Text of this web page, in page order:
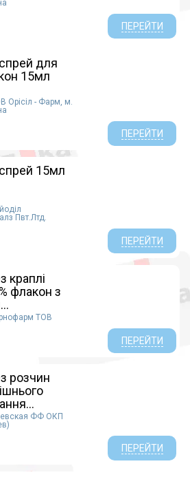
ПЕРЕЙТИ
для
15мл
Орісіл - Фарм, м.
ПЕРЕЙТИ
спрей 15мл
Пвт.Лтд.
ПЕРЕЙТИ
краплі
флакон з
ТОВ
ПЕРЕЙТИ
розчин
ФФ ОКП
ПЕРЕЙТИ